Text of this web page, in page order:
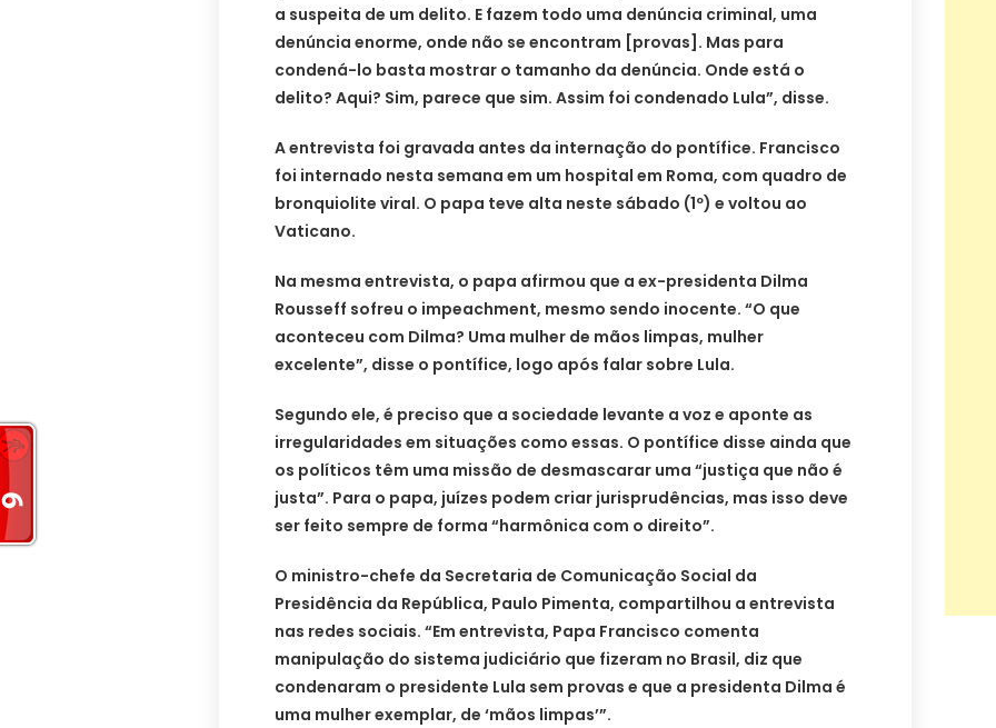
a suspeita de um delito. E fazem todo uma denúncia criminal, uma
denúncia enorme, onde não se encontram [provas]. Mas para
condená-lo basta mostrar o tamanho da denúncia. Onde está o
delito? Aqui? Sim, parece que sim. Assim foi condenado Lula”, disse.
A entrevista foi gravada antes da internação do pontífice. Francisco
foi internado nesta semana em um hospital em Roma, com quadro de
bronquiolite viral. O papa teve alta neste sábado (1º) e voltou ao
Vaticano.
Na mesma entrevista, o papa afirmou que a ex-presidenta Dilma
Rousseff sofreu o impeachment, mesmo sendo inocente. “O que
aconteceu com Dilma? Uma mulher de mãos limpas, mulher
excelente”, disse o pontífice, logo após falar sobre Lula.
Segundo ele, é preciso que a sociedade levante a voz e aponte as
irregularidades em situações como essas. O pontífice disse ainda que
os políticos têm uma missão de desmascarar uma “justiça que não é
justa”. Para o papa, juízes podem criar jurisprudências, mas isso deve
ser feito sempre de forma “harmônica com o direito”.
O ministro-chefe da Secretaria de Comunicação Social da
Presidência da República, Paulo Pimenta, compartilhou a entrevista
nas redes sociais. “Em entrevista, Papa Francisco comenta
manipulação do sistema judiciário que fizeram no Brasil, diz que
condenaram o presidente Lula sem provas e que a presidenta Dilma é
uma mulher exemplar, de ‘mãos limpas’”.